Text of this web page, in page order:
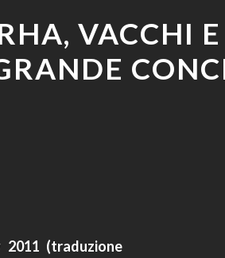
VACCHI
2011 (traduzione